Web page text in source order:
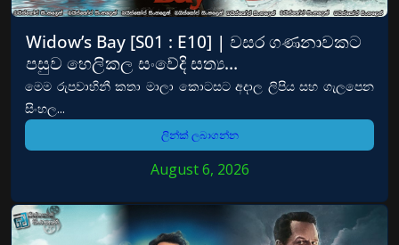
Widow’s Bay [S01 : E10] | වසර ගණනාවකට
පසුව හෙලිකල සංවේදි සත්‍ය…
මෙම රුපවාහිනී කතා මාලා කොටසට අදාල ලිපිය සහ ගැලපෙන
සිංහල...
ලින්ක් ලබාගන්න
August 6, 2026